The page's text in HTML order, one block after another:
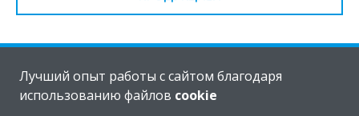
Найти больше информации
Лучший опыт работы с сайтом благодаря
использованию файлов cookie